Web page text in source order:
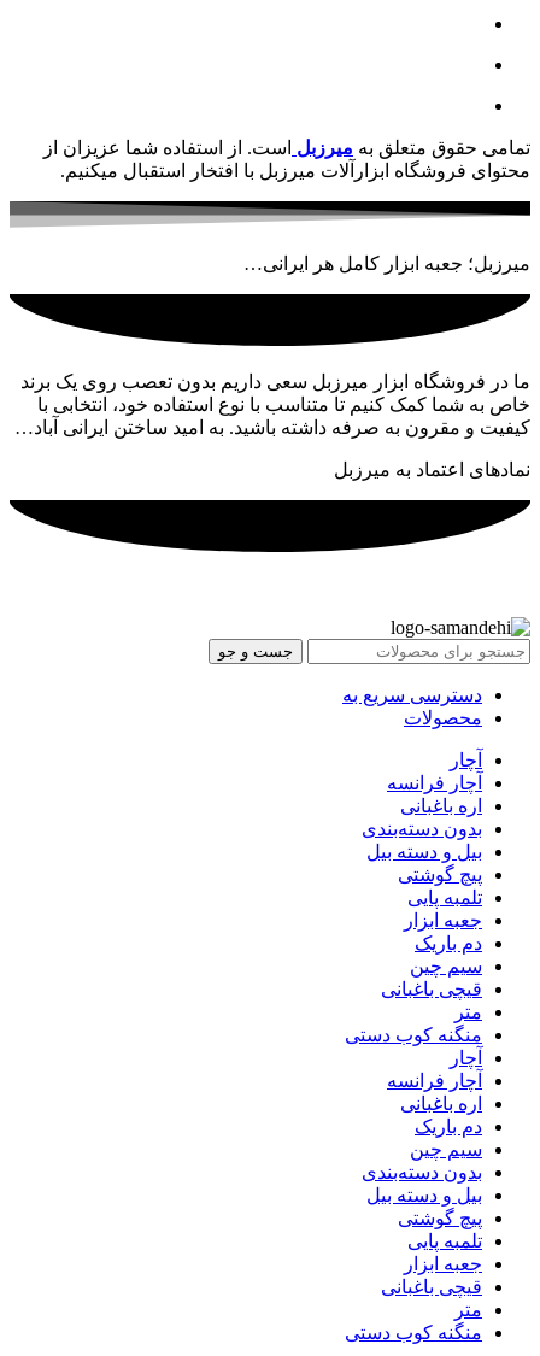
تمامی حقوق متعلق به میرزبل است. از استفاده شما عزیزان از
محتوای فروشگاه ابزارآلات میرزبل با افتخار استقبال میکنیم.
میرزبل؛ جعبه ابزار کامل هر ایرانی…
ما در فروشگاه ابزار میرزبل سعی داریم بدون تعصب روی یک برند
خاص به شما کمک کنیم تا متناسب با نوع استفاده خود، انتخابی با
کیفیت و مقرون به صرفه داشته باشید. به امید ساختن ایرانی آباد…
نمادهای اعتماد به میرزبل
جست و جو
دسترسی سریع به
محصولات
آچار
آچار فرانسه
اره باغبانی
بدون دسته‌بندی
بیل و دسته بیل
پیچ گوشتی
تلمبه پایی
جعبه ابزار
دم باریک
سیم چین
قیچی باغبانی
متر
منگنه کوب دستی
آچار
آچار فرانسه
اره باغبانی
دم باریک
سیم چین
بدون دسته‌بندی
بیل و دسته بیل
پیچ گوشتی
تلمبه پایی
جعبه ابزار
قیچی باغبانی
متر
منگنه کوب دستی